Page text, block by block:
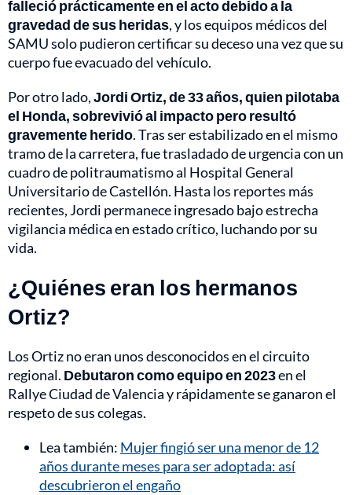
falleció prácticamente en el acto debido a la
gravedad de sus heridas, y los equipos médicos del
SAMU solo pudieron certificar su deceso una vez que su
cuerpo fue evacuado del vehículo.
Por otro lado,Jordi Ortiz, de 33 años, quien pilotaba
el Honda, sobrevivió al impacto pero resultó
gravemente herido. Tras ser estabilizado en el mismo
tramo de la carretera, fue trasladado de urgencia con un
cuadro de politraumatismo al Hospital General
Universitario de Castellón. Hasta los reportes más
recientes, Jordi permanece ingresado bajo estrecha
vigilancia médica en estado crítico, luchando por su
vida.
¿Quiénes eran los hermanos
Ortiz?
Los Ortiz no eran unos desconocidos en el circuito
regional. Debutaron como equipo en 2023en el
Rallye Ciudad de Valencia y rápidamente se ganaron el
respeto de sus colegas.
Lea también: Mujer fingió ser una menor de 12
años durante meses para ser adoptada: así
descubrieron el engaño